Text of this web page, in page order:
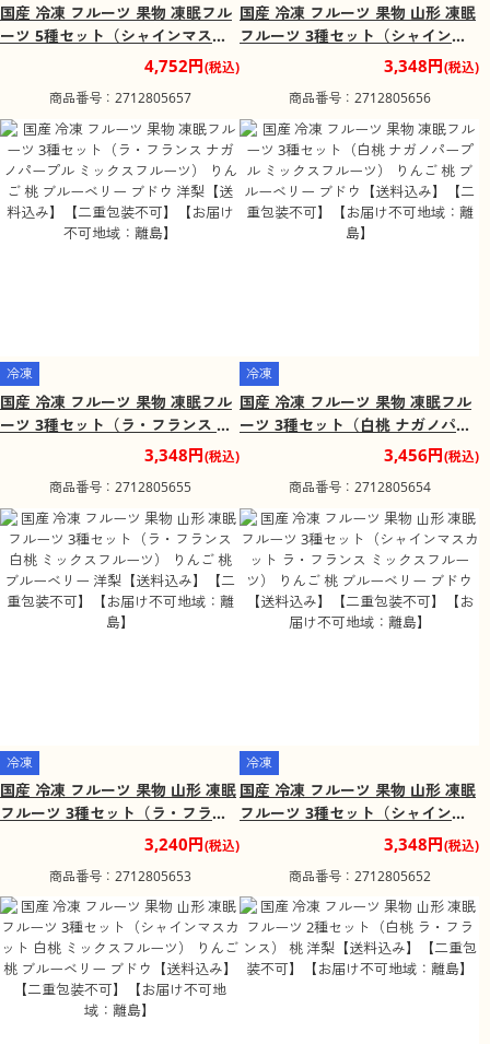
国産 冷凍 フルーツ 果物 凍眠フル
ーツ 5種セット（シャインマスカ
ット 白桃 ラ・フランス ミックス
フルーツ ナガノパープル）【送料
込み】【二重包装不可】【お届け
不可地域：離島】
4,752円(税込)
商品番号：2712805657
国産 冷凍 フルーツ 果物 山形 凍眠
フルーツ 3種セット（シャインマ
スカット 白桃 ラ・フランス） ブ
ドウ 桃 洋梨【送料込み】【二重包
装不可】【お届け不可地域：離
島】
3,348円(税込)
商品番号：2712805656
冷凍
国産 冷凍 フルーツ 果物 凍眠フル
ーツ 3種セット（ラ・フランス ナ
ガノパープル ミックスフルーツ）
りんご 桃 ブルーベリー ブドウ 洋
梨【送料込み】【二重包装不可】
【お届け不可地域：離島】
3,348円(税込)
商品番号：2712805655
冷凍
国産 冷凍 フルーツ 果物 凍眠フル
ーツ 3種セット（白桃 ナガノパー
プル ミックスフルーツ） りんご
桃 ブルーベリー ブドウ【送料込
み】【二重包装不可】【お届け不
可地域：離島】
3,456円(税込)
商品番号：2712805654
冷凍
国産 冷凍 フルーツ 果物 山形 凍眠
フルーツ 3種セット（ラ・フラン
ス 白桃 ミックスフルーツ） りん
ご 桃 ブルーベリー 洋梨【送料込
み】【二重包装不可】【お届け不
可地域：離島】
3,240円(税込)
商品番号：2712805653
冷凍
国産 冷凍 フルーツ 果物 山形 凍眠
フルーツ 3種セット（シャインマ
スカット ラ・フランス ミックスフ
ルーツ） りんご 桃 ブルーベリー
ブドウ【送料込み】【二重包装不
可】【お届け不可地域：離島】
3,348円(税込)
商品番号：2712805652